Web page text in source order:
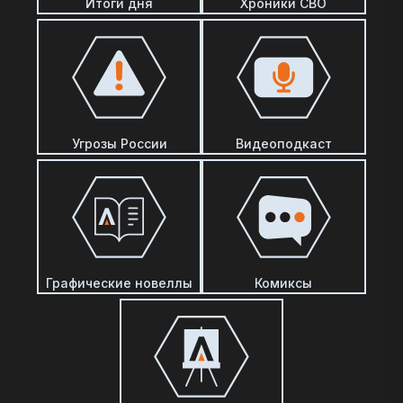
Итоги дня Хроники СВО
Угрозы России Видеоподкаст
Графические новеллы Комиксы